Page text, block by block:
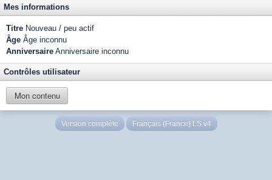
Mes informations
Titre Nouveau / peu actif
Âge Âge inconnu
Anniversaire Anniversaire inconnu
Contrôles utilisateur
Mon contenu
Version complète Français (France) LS v4